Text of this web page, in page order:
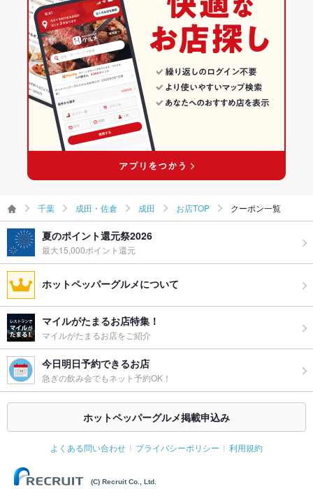
成田・佐倉のグルメランキング
成田・佐倉の和食ランキング
成田のグルメランキング
成田の和食ランキング
千葉 成田・佐倉 成田 お店TOP クーポン一覧
夏のポイント還元祭2026
最大15,000ポイント還元
ホットペッパーグルメについて
マイルがたまるお店特集！
マイルがたまるお店をご紹介
今日明日予約できるお店
急ぎの飲み会でもネット予約OK！
ホットペッパーグルメ掲載申込み
よくある問い合わせ プライバシーポリシー 利用規約
(C) Recruit Co., Ltd.